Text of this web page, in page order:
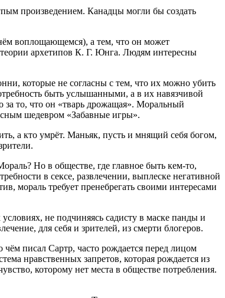
произведением. Канадцы могли бы создать
воплощающемся), а тем, что он может
теории архетипов К. Г. Юнга. Людям интересны
которые не согласны с тем, что их можно убить
быть услышанными, а в их навязчивой
за то, что он «тварь дрожащая». Моральный
шедевром «Забавные игры».
а кто умрёт. Маньяк, пусть и мнящий себя богом,
Но в обществе, где главное быть кем-то,
в сексе, развлечении, выплеске негативной
мораль требует пренебрегать своими интересами
не подчиняясь садисту в маске панды и
для себя и зрителей, из смерти блогеров.
писал Сартр, часто рождается перед лицом
нравственных запретов, которая рождается из
которому нет места в обществе потребления.